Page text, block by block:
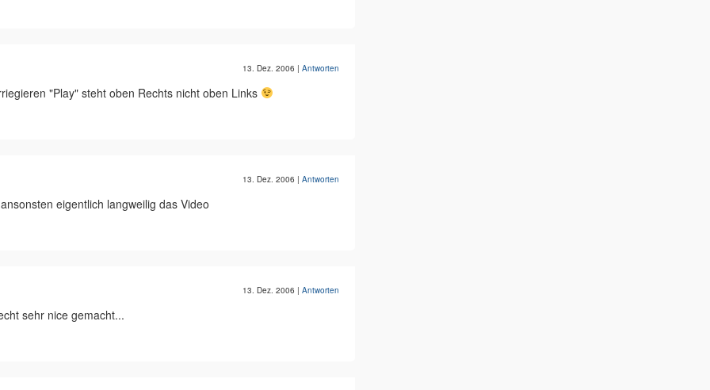
13. Dez. 2006 | Antworten
"Play" steht oben Rechts nicht oben Links
13. Dez. 2006 | Antworten
eigentlich langweilig das Video
13. Dez. 2006 | Antworten
sehr nice gemacht...